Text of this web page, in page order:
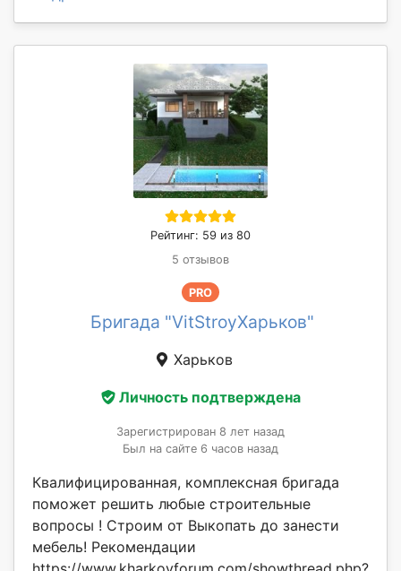
Рейтинг: 59 из 80
5 отзывов
PRO
Бригада "VitStroyХарьков"
Харьков
Личность подтверждена
Зарегистрирован 8 лет назад
Был на сайте 6 часов назад
Квалифицированная, комплексная бригада
поможет решить любые строительные
вопросы ! Строим от Выкопать до занести
мебель! Рекомендации